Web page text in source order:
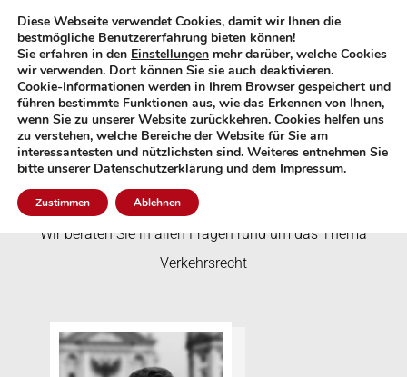
0821 / 50 8 70 5 60
Anwälte für Verkehrsrecht in
Donauwörth
Wir beraten Sie in allen Fragen rund um das Thema
Verkehrsrecht
Diese Webseite verwendet Cookies, damit wir Ihnen die
bestmögliche Benutzererfahrung bieten können!
Sie erfahren in den Einstellungen mehr darüber, welche Cookies
wir verwenden. Dort können Sie sie auch deaktivieren.
Cookie-Informationen werden in Ihrem Browser gespeichert und
führen bestimmte Funktionen aus, wie das Erkennen von Ihnen,
wenn Sie zu unserer Website zurückkehren. Cookies helfen uns
zu verstehen, welche Bereiche der Website für Sie am
interessantesten und nützlichsten sind. Weiteres entnehmen Sie
bitte unserer Datenschutzerklärung und dem Impressum.
Zustimmen Ablehnen